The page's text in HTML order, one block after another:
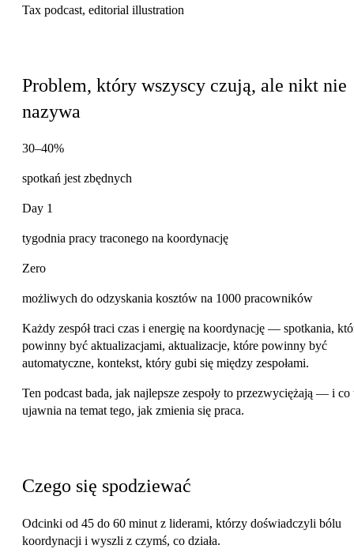
Problem, który wszyscy czują, ale nikt nie
nazywa
30–40%
spotkań jest zbędnych
Day 1
tygodnia pracy traconego na koordynację
Zero
możliwych do odzyskania kosztów na 1000 pracowników
Każdy zespół traci czas i energię na koordynację — spotkania,
powinny być aktualizacjami, aktualizacje, które powinny być
automatyczne, kontekst, który gubi się między zespołami.
Ten podcast bada, jak najlepsze zespoły to przezwyciężają — i co
ujawnia na temat tego, jak zmienia się praca.
Czego się spodziewać
Odcinki od 45 do 60 minut z liderami, którzy doświadczyli bólu
koordynacji i wyszli z czymś, co działa.